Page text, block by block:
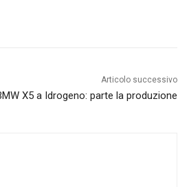
Articolo successivo
X5 a Idrogeno: parte la produzione